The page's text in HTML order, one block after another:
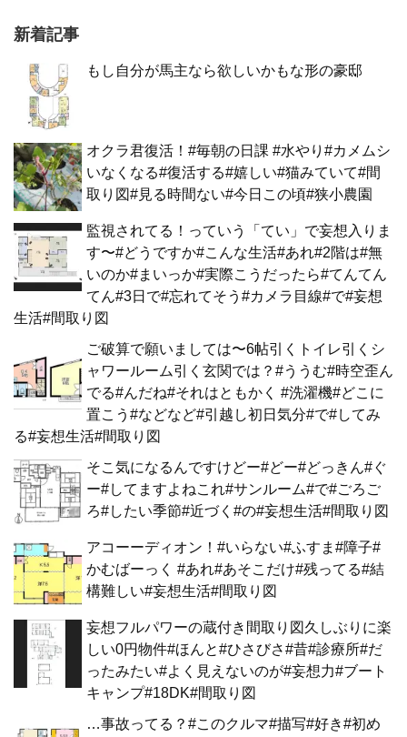
新着記事
もし自分が馬主なら欲しいかもな形の豪邸
オクラ君復活！#毎朝の日課 #水やり#カメムシ
いなくなる#復活する#嬉しい#猫みていて#間
取り図#見る時間ない#今日この頃#狭小農園
監視されてる！っていう「てい」で妄想入りま
す〜#どうですか#こんな生活#あれ#2階は#無
いのか#まいっか#実際こうだったら#てんてん
てん#3日で#忘れてそう#カメラ目線#で#妄想
生活#間取り図
ご破算で願いましては〜6帖引くトイレ引くシ
ャワールーム引く玄関では？#ううむ#時空歪ん
でる#んだね#それはともかく #洗濯機#どこに
置こう#などなど#引越し初日気分#で#してみ
る#妄想生活#間取り図
そこ気になるんですけどー#どー#どっきん#ぐ
ー#してますよねこれ#サンルーム#で#ごろご
ろ#したい季節#近づく#の#妄想生活#間取り図
アコーーディオン！#いらない#ふすま#障子#
かむばーっく #あれ#あそこだけ#残ってる#結
構難しい#妄想生活#間取り図
妄想フルパワーの蔵付き間取り図久しぶりに楽
しい0円物件#ほんと#ひさびさ#昔#診療所#だ
ったみたい#よく見えないのが#妄想力#ブート
キャンプ#18DK#間取り図
…事故ってる？#このクルマ#描写#好き#初め